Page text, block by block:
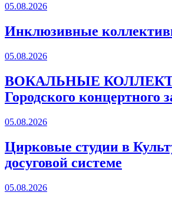
05.08.2026
Инклюзивные
05.08.2026
ВОКАЛЬНЫЕ
Городского концертного
05.08.2026
Цирковые студии в
досуговой системе
05.08.2026